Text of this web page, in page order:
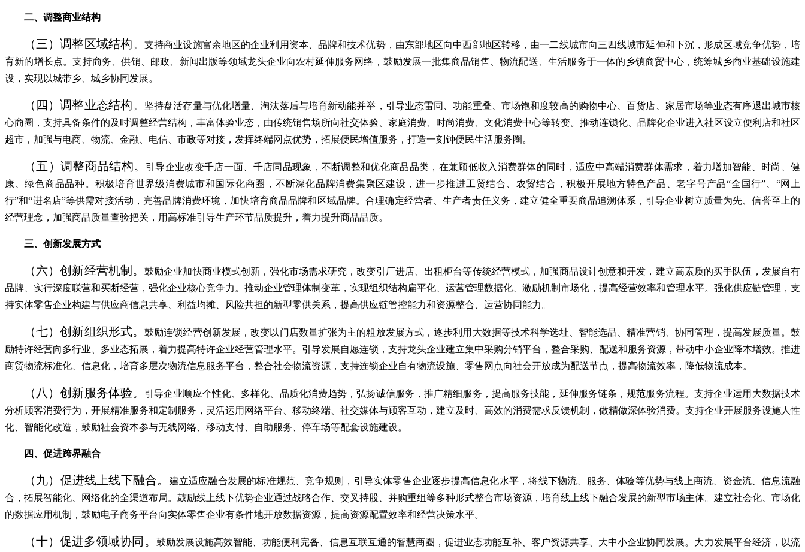
二、调整商业结构
（三）调整区域结构。支持商业设施富余地区的企业利用资本、品牌和技术优势，由东部地区向中西部地区转移，由一二线城市向三四线城市延伸和下沉，形成区域竞争优势，培
育新的增长点。支持商务、供销、邮政、新闻出版等领域龙头企业向农村延伸服务网络，鼓励发展一批集商品销售、物流配送、生活服务于一体的乡镇商贸中心，统筹城乡商业基础设施建
设，实现以城带乡、城乡协同发展。
（四）调整业态结构。
坚持盘活存量与优化增量、淘汰落后与培育新动能并举，引导业态雷同、功能重叠、市场饱和度较高的购物中心、百货店、家居市场等业态有序退出城市核
心商圈，支持具备条件的及时调整经营结构，丰富体验业态，由传统销售场所向社交体验、家庭消费、时尚消费、文化消费中心等转变。推动连锁化、品牌化企业进入社区设立便利店和社区
超市，加强与电商、物流、金融、电信、市政等对接，发挥终端网点优势，拓展便民增值服务，打造一刻钟便民生活服务圈。
（五）调整商品结构。
引导企业改变千店一面、千店同品现象，不断调整和优化商品品类，在兼顾低收入消费群体的同时，适应中高端消费群体需求，着力增加智能、时尚、健
康、绿色商品品种。积极培育世界级消费城市和国际化商圈，不断深化品牌消费集聚区建设，进一步推进工贸结合、农贸结合，积极开展地方特色产品、老字号产品“全国行”、“网上
行”和“进名店”等供需对接活动，完善品牌消费环境，加快培育商品品牌和区域品牌。合理确定经营者、生产者责任义务，建立健全重要商品追溯体系，引导企业树立质量为先、信誉至上的
经营理念，加强商品质量查验把关，用高标准引导生产环节品质提升，着力提升商品品质。
三、创新发展方式
（六）创新经营机制。鼓励企业加快商业模式创新，强化市场需求研究，改变引厂进店、出租柜台等传统经营模式，加强商品设计创意和开发，建立高素质的买手队伍，发展自有
品牌、实行深度联营和买断经营，强化企业核心竞争力。推动企业管理体制变革，实现组织结构扁平化、运营管理数据化、激励机制市场化，提高经营效率和管理水平。强化供应链管理，支
持实体零售企业构建与供应商信息共享、利益均摊、风险共担的新型零供关系，提高供应链管控能力和资源整合、运营协同能力。
（七）创新组织形式。鼓励连锁经营创新发展，改变以门店数量扩张为主的粗放发展方式，逐步利用大数据等技术科学选址、智能选品、精准营销、协同管理，提高发展质量。鼓
励特许经营向多行业、多业态拓展，着力提高特许企业经营管理水平。引导发展自愿连锁，支持龙头企业建立集中采购分销平台，整合采购、配送和服务资源，带动中小企业降本增效。推进
商贸物流标准化、信息化，培育多层次物流信息服务平台，整合社会物流资源，支持连锁企业自有物流设施、零售网点向社会开放成为配送节点，提高物流效率，降低物流成本。
（八）创新服务体验。
引导企业顺应个性化、多样化、品质化消费趋势，弘扬诚信服务，推广精细服务，提高服务技能，延伸服务链条，规范服务流程。支持企业运用大数据技术
分析顾客消费行为，开展精准服务和定制服务，灵活运用网络平台、移动终端、社交媒体与顾客互动，建立及时、高效的消费需求反馈机制，做精做深体验消费。支持企业开展服务设施人性
化、智能化改造，鼓励社会资本参与无线网络、移动支付、自助服务、停车场等配套设施建设。
四、促进跨界融合
（九）促进线上线下融合。
建立适应融合发展的标准规范、竞争规则，引导实体零售企业逐步提高信息化水平，将线下物流、服务、体验等优势与线上商流、资金流、信息流融
合，拓展智能化、网络化的全渠道布局。鼓励线上线下优势企业通过战略合作、交叉持股、并购重组等多种形式整合市场资源，培育线上线下融合发展的新型市场主体。建立社会化、市场化
的数据应用机制，鼓励电子商务平台向实体零售企业有条件地开放数据资源，提高资源配置效率和经营决策水平。
（十）促进多领域协同。
鼓励发展设施高效智能、功能便利完备、信息互联互通的智慧商圈，促进业态功能互补、客户资源共享、大中小企业协同发展。大力发展平台经济，以流